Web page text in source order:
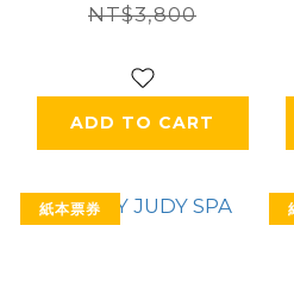
NT$3,800
ADD TO CART
紙本票券